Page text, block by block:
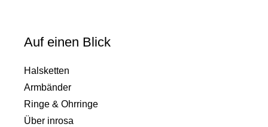
Auf einen Blick
Halsketten
Armbänder
Ringe & Ohrringe
Über inrosa